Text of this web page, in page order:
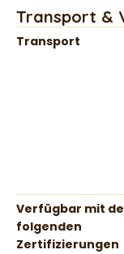
Transport &
Transport
Verfügbar mit
folgenden
Zertifizierungen